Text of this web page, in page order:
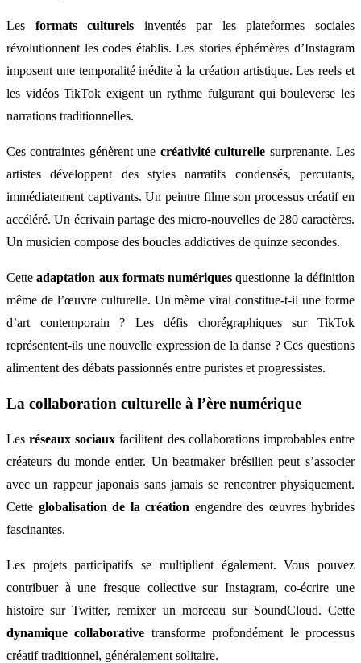
Les formats culturels inventés par les plateformes sociales
révolutionnent les codes établis. Les stories éphémères d’Instagram
imposent une temporalité inédite à la création artistique. Les reels et
les vidéos TikTok exigent un rythme fulgurant qui bouleverse les
narrations traditionnelles.
Ces contraintes génèrent une créativité culturelle surprenante. Les
artistes développent des styles narratifs condensés, percutants,
immédiatement captivants. Un peintre filme son processus créatif en
accéléré. Un écrivain partage des micro-nouvelles de 280 caractères.
Un musicien compose des boucles addictives de quinze secondes.
Cetteadaptation aux formats numériques questionne la définition
même de l’œuvre culturelle. Un mème viral constitue-t-il une forme
d’art contemporain ? Les défis chorégraphiques sur TikTok
représentent-ils une nouvelle expression de la danse ? Ces questions
alimentent des débats passionnés entre puristes et progressistes.
La collaboration culturelle à l’ère numérique
Lesréseaux sociaux facilitent des collaborations improbables entre
créateurs du monde entier. Un beatmaker brésilien peut s’associer
avec un rappeur japonais sans jamais se rencontrer physiquement.
Cette globalisation de la création engendre des œuvres hybrides
fascinantes.
Les projets participatifs se multiplient également. Vous pouvez
contribuer à une fresque collective sur Instagram, co-écrire une
histoire sur Twitter, remixer un morceau sur SoundCloud. Cette
dynamique collaborative transforme profondément le processus
créatif traditionnel, généralement solitaire.